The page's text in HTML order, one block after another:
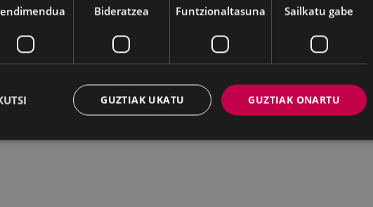
Bideratzea Funtzionaltasuna Sailkatu gabe
GUZTIAK ONARTU
GUZTIAK UKATU